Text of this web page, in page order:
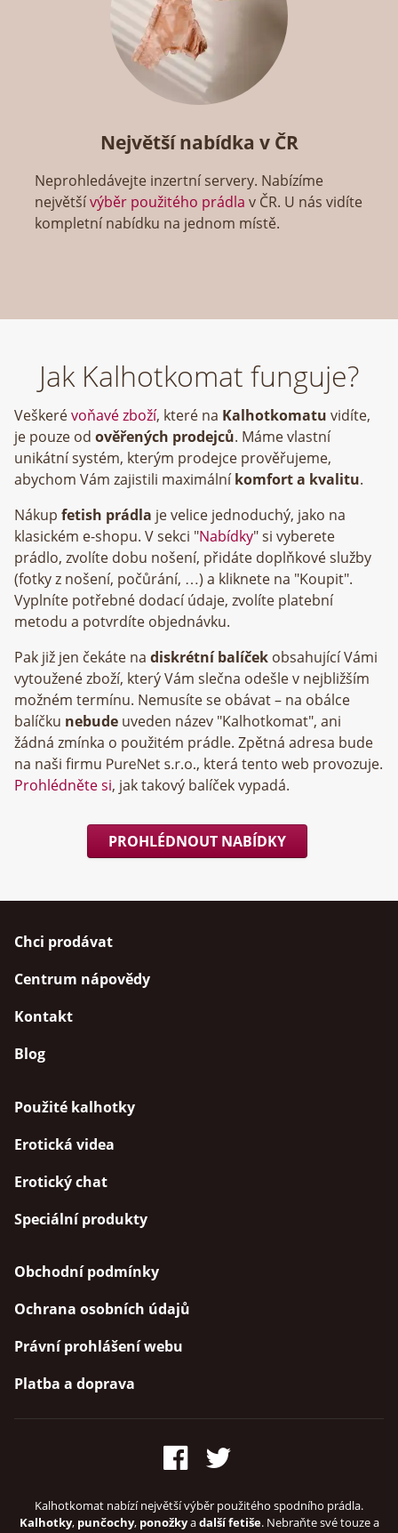
Největší nabídka v ČR
Neprohledávejte inzertní servery. Nabízíme
největšívýběr použitého prádla v ČR. U nás vidíte
kompletní nabídku na jednom místě.
Jak Kalhotkomat funguje?
Veškerévoňavé zboží, které na Kalhotkomatu vidíte,
je pouze od ověřených prodejců. Máme vlastní
unikátní systém, kterým prodejce prověřujeme,
abychom Vám zajistili maximálníkomfort a kvalitu.
Nákup fetish prádla je velice jednoduchý, jako na
klasickém e-shopu. V sekci "Nabídky" si vyberete
prádlo, zvolíte dobu nošení, přidáte doplňkové služby
(fotky z nošení, počůrání, …) a kliknete na "Koupit".
Vyplníte potřebné dodací údaje, zvolíte platební
metodu a potvrdíte objednávku.
Pak již jen čekáte na diskrétní balíček obsahující Vámi
vytoužené zboží, který Vám slečna odešle v nejbližším
možném termínu. Nemusíte se obávat – na obálce
balíčku nebude uveden název "Kalhotkomat", ani
žádná zmínka o použitém prádle. Zpětná adresa bude
na naši firmu
, která tento web provozuje.
Prohlédněte si, jak takový balíček vypadá.
PROHLÉDNOUT NABÍDKY
Chci prodávat
Centrum nápovědy
Kontakt
Blog
Použité kalhotky
Erotická videa
Erotický chat
Speciální produkty
Obchodní podmínky
Ochrana osobních údajů
Právní prohlášení webu
Platba a doprava
Kalhotkomat nabízí největší výběr použitého spodního prádla.
Kalhotky, punčochy, ponožkyadalší fetiše. Nebraňte své touze a